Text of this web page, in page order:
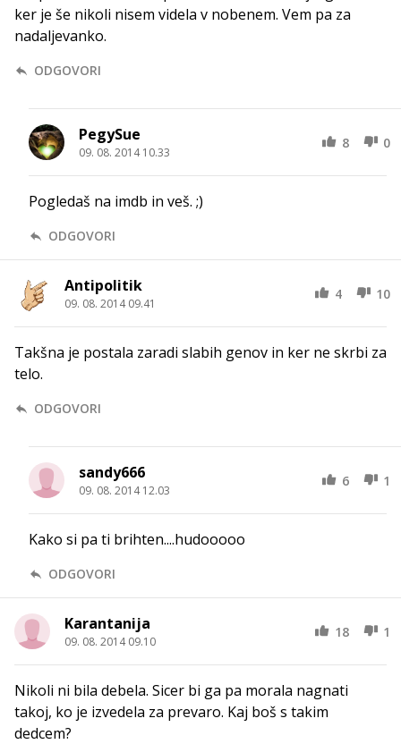
ker je še nikoli nisem videla v nobenem. Vem pa za
nadaljevanko.
ODGOVORI
PegySue
09. 08. 2014 10.33
8 0
Pogledaš na imdb in veš. ;)
ODGOVORI
Antipolitik
09. 08. 2014 09.41
4 10
Takšna je postala zaradi slabih genov in ker ne skrbi za
telo.
ODGOVORI
sandy666
09. 08. 2014 12.03
6 1
Kako si pa ti brihten....hudooooo
ODGOVORI
Karantanija
09. 08. 2014 09.10
18 1
Nikoli ni bila debela. Sicer bi ga pa morala nagnati
takoj, ko je izvedela za prevaro. Kaj boš s takim
dedcem?